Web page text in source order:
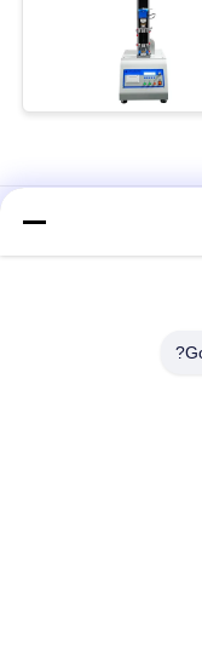
اختبار قوة المعدات